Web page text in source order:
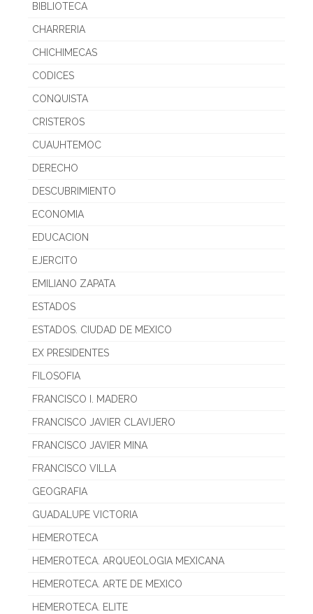
BIBLIOTECA
CHARRERIA
CHICHIMECAS
CODICES
CONQUISTA
CRISTEROS
CUAUHTEMOC
DERECHO
DESCUBRIMIENTO
ECONOMIA
EDUCACION
EJERCITO
EMILIANO ZAPATA
ESTADOS
ESTADOS. CIUDAD DE MEXICO
EX PRESIDENTES
FILOSOFIA
FRANCISCO I. MADERO
FRANCISCO JAVIER CLAVIJERO
FRANCISCO JAVIER MINA
FRANCISCO VILLA
GEOGRAFIA
GUADALUPE VICTORIA
HEMEROTECA
HEMEROTECA. ARQUEOLOGIA MEXICANA
HEMEROTECA. ARTE DE MEXICO
HEMEROTECA. ELITE